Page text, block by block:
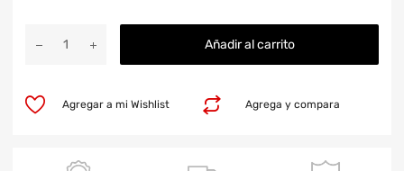
Añadir al carrito
Agrega y compara
Agregar a mi Wishlist